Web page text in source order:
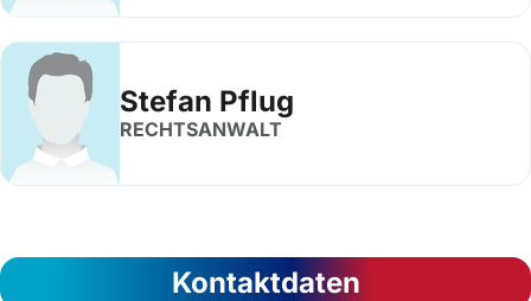
Stefan Pflug
RECHTSANWALT
Kontaktdaten